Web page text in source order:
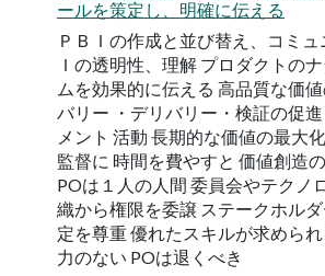
ールを策定し、明確に伝える
ＰＢＩの作成と並び替え、コミュ
Ｉの透明性、理解 プロダクトの
ムを効果的に伝える 高品質な価
バリー ・デリバリー・検証の促
メント 活動 長期的な価値の最大
監督に 時間を費やすと 価値創造
POは１人の人間 委員会やテクノ
織から権限を委譲 ステークホル
定を尊重 優れたスキルが求めら
力のない POは退くべき